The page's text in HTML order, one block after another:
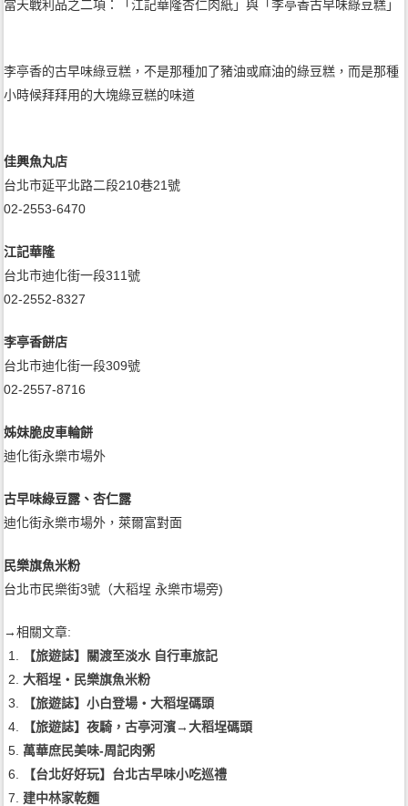
當天戰利品之二項：「江記華隆杏仁肉紙」與「李亭香古早味綠豆糕」
李亭香的古早味綠豆糕，不是那種加了豬油或麻油的綠豆糕，而是那種
小時候拜拜用的大塊綠豆糕的味道
佳興魚丸店
台北市延平北路二段210巷21號
02-2553-6470
江記華隆
台北市迪化街一段311號
02-2552-8327
李亭香餅店
台北市迪化街一段309號
02-2557-8716
姊妹脆皮車輪餅
迪化街永樂市場外
古早味綠豆露、杏仁露
迪化街永樂市場外，萊爾富對面
民樂旗魚米粉
台北市民樂街3號（大稻埕 永樂市場旁)
→相關文章:
【旅遊誌】關渡至淡水 自行車旅記
大稻埕‧民樂旗魚米粉
【旅遊誌】小白登場‧大稻埕碼頭
【旅遊誌】夜騎，古亭河濱→大稻埕碼頭
萬華庶民美味-周記肉粥
【台北好好玩】台北古早味小吃巡禮
建中林家乾麵